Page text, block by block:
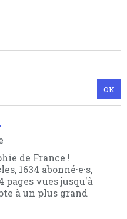
de France !
1634 abonné·e·s,
pages vues jusqu'à
à un plus grand